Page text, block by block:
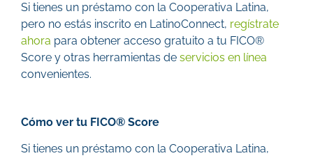
Si tienes un préstamo con la Cooperativa Latina,
pero no estás inscrito en LatinoConnect, regístrate
ahora para obtener acceso gratuito a tu FICO®
Score y otras herramientas de servicios en línea
convenientes.
Cómo ver tu FICO® Score
Si tienes un préstamo con la Cooperativa Latina,